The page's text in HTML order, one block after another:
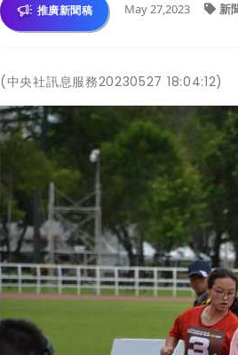
推廣新聞稿 May 27,2023 新
(中央社訊息服務20230527 18:04:12)